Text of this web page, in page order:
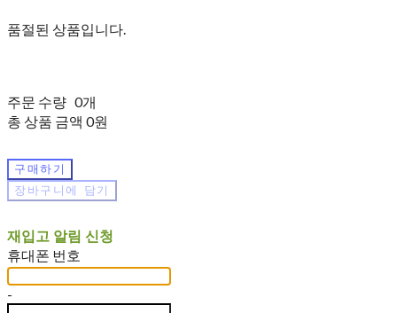
품절된 상품입니다.
주문 수량 0개
총 상품 금액 0원
구매하기
장바구니에 담기
재입고 알림 신청
휴대폰 번호
-